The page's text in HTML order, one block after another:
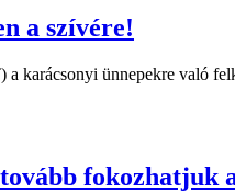
a szívére!
karácsonyi ünnepekre való
fokozhatjuk